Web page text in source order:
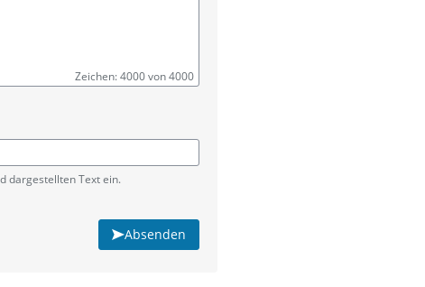
Zeichen: 4000 von 4000
dargestellten Text ein.
Absenden